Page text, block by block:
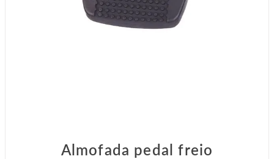
Almofada pedal freio